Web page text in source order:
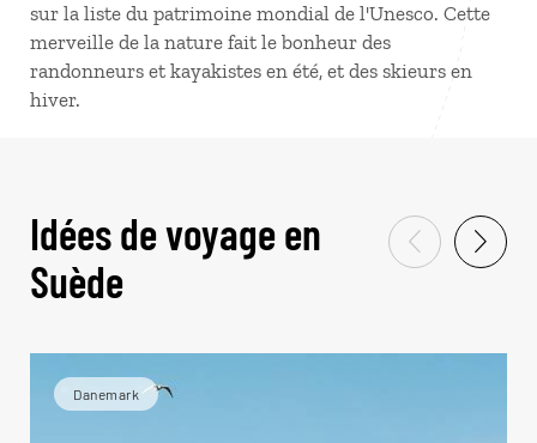
sur la liste du patrimoine mondial de l'Unesco. Cette
merveille de la nature fait le bonheur des
randonneurs et kayakistes en été, et des skieurs en
hiver.
Idées de voyage en
Suède
Danemark